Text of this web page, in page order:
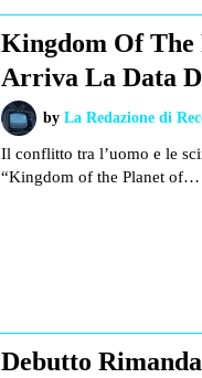
Kingdom Of The
Arriva La Data
by La Redazione di
Il conflitto tra l’uomo e le
“Kingdom of the Planet of…
Debutto